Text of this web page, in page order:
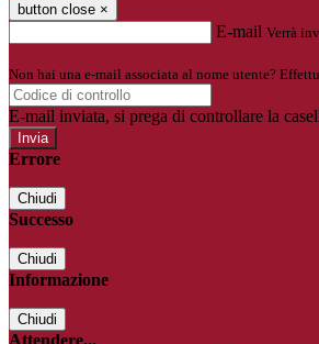
button close ×
E-mail Verrà
Non hai una e-mail associata al nome utente?
E-mail inviata, si prega di controllare la
Errore
Chiudi
Successo
Chiudi
Informazione
Chiudi